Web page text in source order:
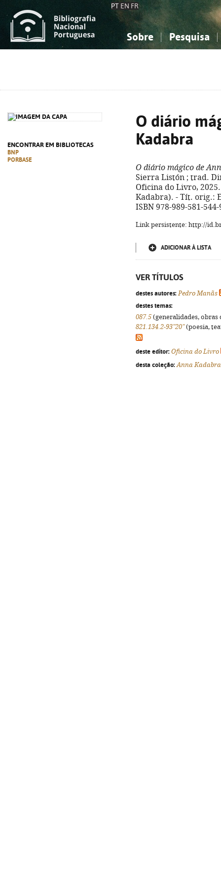
PT EN FR
Sobre Pesquisa
ENCONTRAR EM BIBLIOTECAS
BNP
PORBASE
O diário
Kadabra
O diário mágico de
Sierra Listón ; trad.
Oficina do Livro,
Kadabra). - Tít. orig.:
ISBN 978-989-581-544-
Link persistente: http://
ADICIONAR À LISTA
VER TÍTULOS
destes autores: Pedro Manãs
destes temas:
087.5 (generalidades,
821.134.2-93"20"(poesia,
deste editor: Oficina do Livro
desta coleção: Anna Kadabra